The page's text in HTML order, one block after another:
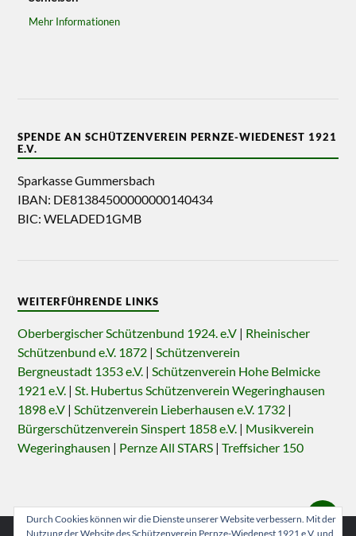
Mehr Informationen
SPENDE AN SCHÜTZENVEREIN PERNZE-WIEDENEST 1921
E.V.
Sparkasse Gummersbach
IBAN: DE81384500000000140434
BIC: WELADED1GMB
WEITERFÜHRENDE LINKS
Oberbergischer Schützenbund 1924. e.V | Rheinischer
Schützenbund e.V. 1872 |Schützenverein
Bergneustadt 1353 e.V. |Schützenverein Hohe Belmicke
1921 e.V. |St. Hubertus Schützenverein Wegeringhausen
1898 e.V |Schützenverein Lieberhausen e.V. 1732 |
Bürgerschützenverein Sinspert 1858 e.V. | Musikverein
Wegeringhausen | Pernze All STARS |Treffsicher 150
Durch Cookies können wir die Dienste unserer Website verbessern. Mit der
Nutzung der Website des Schützenverein Pernze-Wiedenest 1921 e.V. und